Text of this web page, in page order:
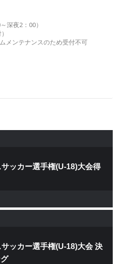
深夜2：00）
メンテナンスのため受付不可
ッカー選手権(U-18)大会得
ッカー選手権(U-18)大会 決